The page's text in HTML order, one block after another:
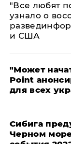
​"Все любят
узнало о
и США
"Может
Point
для всех
Сибига
Черном